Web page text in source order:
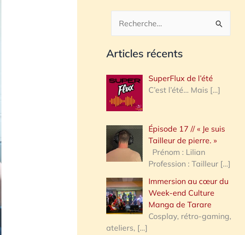
c
h
r
h
e
:
Articles récents
SuperFlux de l’été
C’est l’été… Mais […]
Épisode 17 // « Je suis
Tailleur de pierre. »
Prénom : Lilian
Profession : Tailleur […]
Immersion au cœur du
Week-end Culture
Manga de Tarare
Cosplay, rétro-gaming,
ateliers, […]